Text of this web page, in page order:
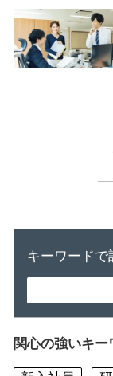
キーワードで
関心の強いキー